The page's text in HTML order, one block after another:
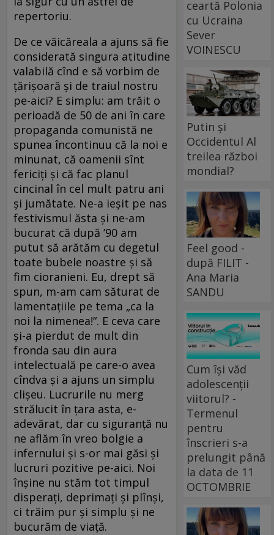
repertoriu.
De ce văicăreala a ajuns să fie
considerată singura atitudine
valabilă cînd e să vorbim de
ţărişoară şi de traiul nostru
pe-aici? E simplu: am trăit o
perioadă de 50 de ani în care
propaganda comunistă ne
spunea încontinuu că la noi e
minunat, că oamenii sînt
fericiţi şi că fac planul
cincinal în cel mult patru ani
şi jumătate. Ne-a ieşit pe nas
festivismul ăsta şi ne-am
bucurat că după ’90 am
putut să arătăm cu degetul
toate bubele noastre şi să
fim cioranieni. Eu, drept să
spun, m-am cam săturat de
lamentaţiile pe tema „ca la
noi la nimenea!“. E ceva care
şi-a pierdut de mult din
fronda sau din aura
intelectuală pe care-o avea
cîndva şi a ajuns un simplu
clişeu. Lucrurile nu merg
strălucit în ţara asta, e-
adevărat, dar cu siguranţă nu
ne aflăm în vreo bolgie a
infernului şi s-or mai găsi şi
lucruri pozitive pe-aici. Noi
înşine nu stăm tot timpul
disperaţi, deprimaţi şi plînşi,
ci trăim pur şi simplu şi ne
bucurăm de viaţă.
ceartă Polonia
cu Ucraina
Sever
VOINESCU
Putin și
Occidentul Al
treilea război
mondial?
Feel good -
după FILIT -
Ana Maria
SANDU
Cum își văd
adolescenții
viitorul? -
Termenul
pentru
înscrieri s-a
prelungit până
la data de 11
OCTOMBRIE